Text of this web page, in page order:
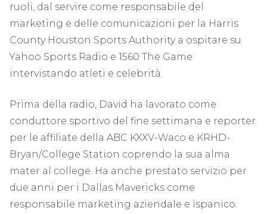
ruoli, dal servire come responsabile del
marketing e delle comunicazioni per la Harris
County Houston Sports Authority a ospitare su
Yahoo Sports Radio e 1560 The Game
intervistando atleti e celebrità.
Prima della radio, David ha lavorato come
conduttore sportivo del fine settimana e reporter
per le affiliate della ABC KXXV-Waco e KRHD-
Bryan/College Station coprendo la sua alma
mater al college. Ha anche prestato servizio per
due anni per i Dallas Mavericks come
responsabile marketing aziendale e ispanico.